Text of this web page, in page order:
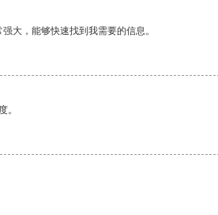
大，能够快速找到我需要的信息。
。